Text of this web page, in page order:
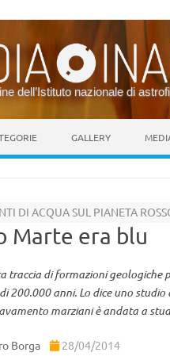
dell’Istituto nazionale di
GALLERY
DI ACQUA SUL PIANETA
Marte era blu
traccia di formazioni geologiche
200.000 anni. Lo dice uno
marziani è andata a
Borga 28/04/2014